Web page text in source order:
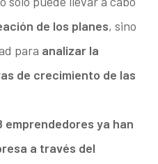
de los planes, sino
para analizar la
de crecimiento de las
emprendedores ya han
a través del